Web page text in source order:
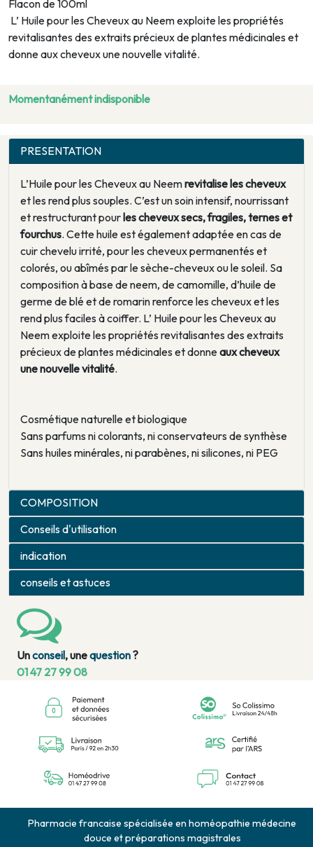
Flacon de 100ml
L’ Huile pour les Cheveux au Neem exploite les propriétés
revitalisantes des extraits précieux de plantes médicinales et
donne aux cheveux une nouvelle vitalité.
Momentanément indisponible
PRESENTATION
L’Huile pour les Cheveux au Neemrevitalise les cheveux
et les rend plus souples. C’est un soin intensif, nourrissant
et restructurant pourles cheveux secs, fragiles, ternes et
fourchus. Cette huile est également adaptée en cas de
cuir chevelu irrité, pour les cheveux permanentés et
colorés, ou abîmés par le sèche-cheveux ou le soleil. Sa
composition à base de neem, de camomille, d’huile de
germe de blé et de romarin renforce les cheveux et les
rend plus faciles à coiffer. L’ Huile pour les Cheveux au
Neem exploite les propriétés revitalisantes des extraits
précieux de plantes médicinales et donneaux cheveux
une nouvelle vitalité.
Cosmétique naturelle et biologique
Sans parfums ni colorants, ni conservateurs de synthèse
Sans huiles minérales, ni parabènes, ni silicones, ni PEG
COMPOSITION
Conseils d'utilisation
indication
conseils et astuces
Unconseil, unequestion?
01 47 27 99 08
Pharmacie francaise spécialisée en homéopathie médecine
douce et préparations magistrales